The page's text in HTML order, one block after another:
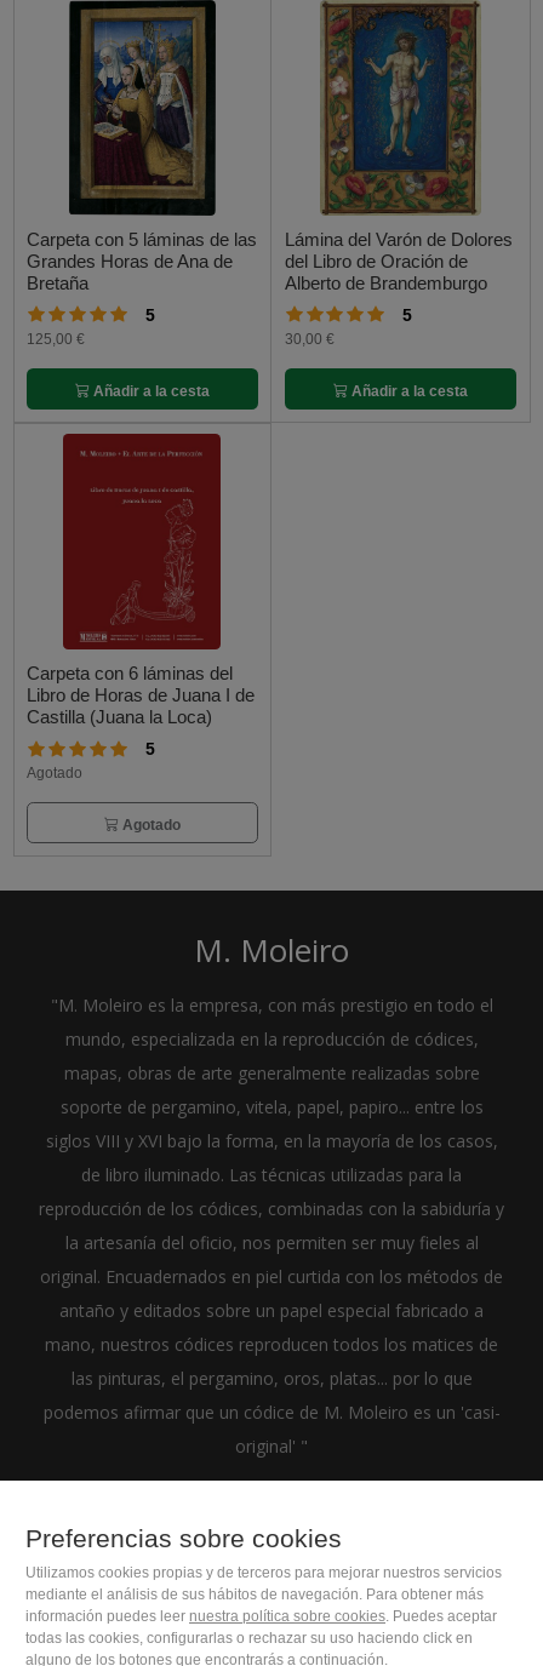
Carpeta con 5 láminas de las
Grandes Horas de Ana de
Bretaña
5
125,00 €
Añadir a la cesta
Lámina del Varón de Dolores
del Libro de Oración de
Alberto de Brandemburgo
5
30,00 €
Añadir a la cesta
Carpeta con 6 láminas del
Libro de Horas de Juana I de
Castilla (Juana la Loca)
5
Agotado
Agotado
M. Moleiro
"M. Moleiro es la empresa, con más prestigio en todo el
mundo, especializada en la reproducción de códices,
mapas, obras de arte generalmente realizadas sobre
soporte de pergamino, vitela, papel, papiro... entre los
siglos VIII y XVI bajo la forma, en la mayoría de los casos,
de libro iluminado. Las técnicas utilizadas para la
reproducción de los códices, combinadas con la sabiduría y
la artesanía del oficio, nos permiten ser muy fieles al
original. Encuadernados en piel curtida con los métodos de
antaño y editados sobre un papel especial fabricado a
mano, nuestros códices reproducen todos los matices de
las pinturas, el pergamino, oros, platas... por lo que
podemos afirmar que un códice de M. Moleiro es un 'casi-
original' "
(+34) 932 402 091
M. Moleiro Editor, S.A.
Preferencias sobre cookies
Utilizamos cookies propias y de terceros para mejorar nuestros servicios
mediante el análisis de sus hábitos de navegación. Para obtener más
información puedes leer nuestra política sobre cookies. Puedes aceptar
todas las cookies, configurarlas o rechazar su uso haciendo click en
alguno de los botones que encontrarás a continuación.